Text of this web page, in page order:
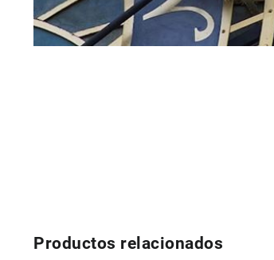
Productos relacionados